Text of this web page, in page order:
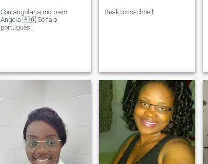
Sou angolana,moro em
Angola 🇦🇴 Só falo
português!
Reaktionsschnell